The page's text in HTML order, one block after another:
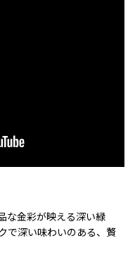
な金彩が映える深い緑
で深い味わいのある、贅